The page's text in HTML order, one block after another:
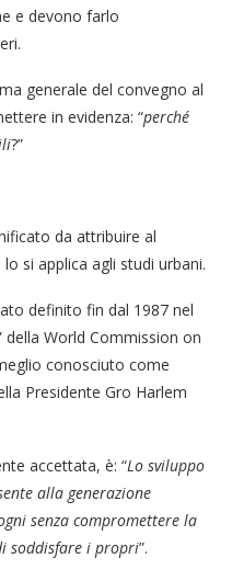
e devono farlo
generale del convegno al
in evidenza: “perché
?”
da attribuire al
lo si applica agli studi urbani.
definito fin dal 1987 nel
della World Commission on
conosciuto come
Presidente Gro Harlem
accettata, è: “Lo sviluppo
alla generazione
senza compromettere la
soddisfare i propri”.